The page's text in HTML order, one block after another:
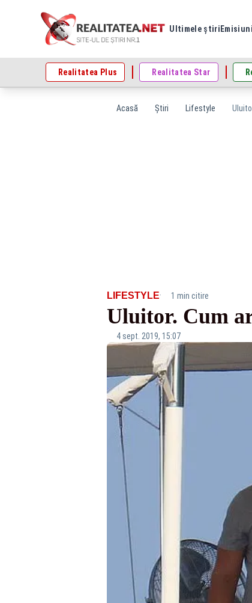
Ultimele știri Emisiuni
Realitatea Plus Realitatea Star
Acasă Știri Lifestyle
LIFESTYLE· 1 min citire
Uluitor. Cum
4 sept. 2019, 15:07